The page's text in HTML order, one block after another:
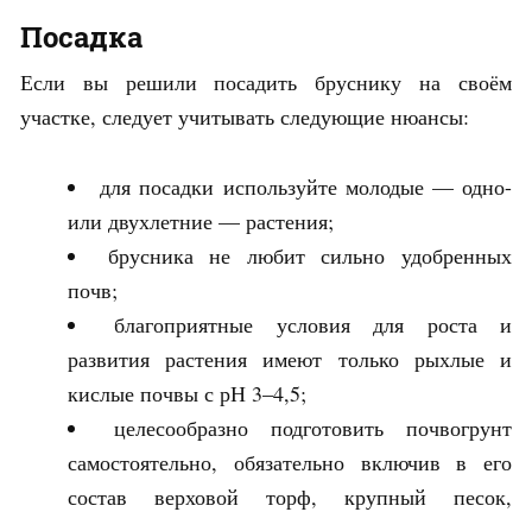
Посадка
Если вы решили посадить бруснику на своём
участке, следует учитывать следующие нюансы:
для посадки используйте молодые — одно-
или двухлетние — растения;
брусника не любит сильно удобренных
почв;
благоприятные условия для роста и
развития растения имеют только рыхлые и
кислые почвы с рН 3–4,5;
целесообразно подготовить почвогрунт
самостоятельно, обязательно включив в его
состав верховой торф, крупный песок,